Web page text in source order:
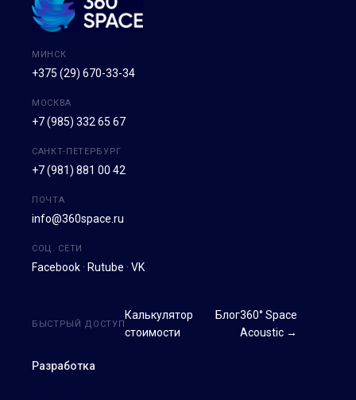
МИНСК
+375 (29) 670-33-34
МОСКВА
+7 (985) 332 65 67
САНКТ-ПЕТЕРБУРГ
+7 (981) 881 00 42
ПОЧТА
info@360space.ru
СОЦ. СЕТИ
Facebook · Rutube · VK
Разработка
БЫСТРЫЙ ДОСТУП
Калькулятор
стоимости
Блог360° Space
Acoustic →